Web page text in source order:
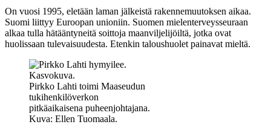
On vuosi 1995, eletään laman jälkeistä rakennemuutoksen aikaa.
Suomi liittyy Euroopan unioniin. Suomen mielenterveysseuraan
alkaa tulla hätääntyneitä soittoja maanviljelijöiltä, jotka ovat
huolissaan tulevaisuudesta. Etenkin taloushuolet painavat mieltä.
Pirkko Lahti toimi Maaseudun
tukihenkilöverkon
pitkäaikaisena puheenjohtajana.
Kuva: Ellen Tuomaala.